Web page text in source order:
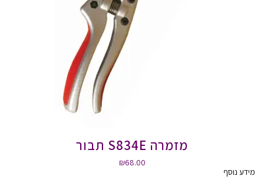
מזמרה S834E תבור
₪68.00
מידע נוסף